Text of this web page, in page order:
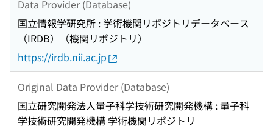
Data Provider (Database)
国立情報学研究所 : 学術機関リポジトリデータベース
（IRDB）（機関リポジトリ）
https://irdb.nii.ac.jp
Original Data Provider (Database)
国立研究開発法人量子科学技術研究開発機構 : 量子科
学技術研究開発機構 学術機関リポジトリ